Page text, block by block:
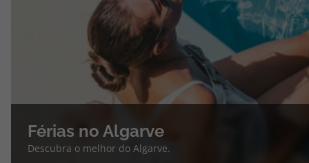
Férias no Algarve
Descubra o melhor do Algarve.